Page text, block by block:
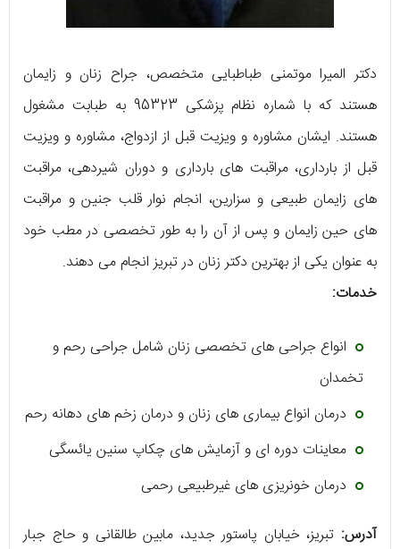
دکتر المیرا موتمنی طباطبایی متخصص، جراح زنان و زایمان
هستند که با شماره نظام پزشکی 95323 به طبابت مشغول
هستند. ایشان مشاوره و ویزیت قبل از ازدواج، مشاوره و ویزیت
قبل از بارداری، مراقبت های بارداری و دوران شیردهی، مراقبت
های زایمان طبیعی و سزارین، انجام نوار قلب جنین و مراقبت
های حین زایمان و پس از آن را به طور تخصصی در مطب خود
به عنوان یکی از بهترین دکتر زنان در تبریز انجام می دهند.
خدمات:
انواع جراحی های تخصصی زنان شامل جراحی رحم و
تخمدان
درمان انواع بیماری های زنان و درمان زخم های دهانه رحم
معاینات دوره ای و آزمایش های چکاپ سنین یائسگی
درمان خونریزی های غیرطبیعی رحمی
آدرس: تبریز، خیابان پاستور جدید، مابین طالقانی و حاج جبار